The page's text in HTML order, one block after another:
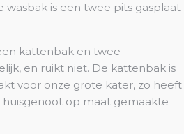
is een twee pits gasplaat
kattenbak en twee
en ruikt niet. De kattenbak is
voor onze grote kater, zo heeft
huisgenoot op maat gemaakte